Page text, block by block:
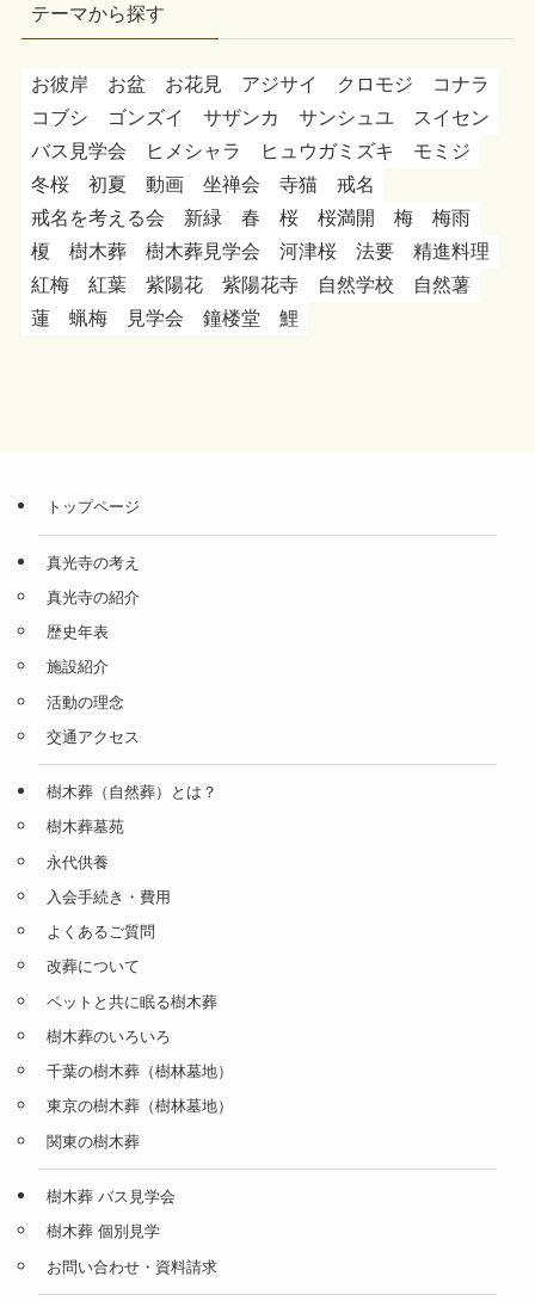
テーマから探す
お彼岸 お盆 お花見 アジサイ クロモジ
コナラ
コブシ
ゴンズイ サザンカ サンシュユ
スイセン
バス見学会
ヒメシャラ ヒュウガミズキ
モミジ
冬桜
初夏 動画 坐禅会 寺猫
戒名
戒名を考える会
新緑 春 桜 桜満開 梅
梅雨
榎
樹木葬 樹木葬見学会 河津桜 法要
精進料理
紅梅
紅葉 紫陽花 紫陽花寺 自然学校
自然薯
蓮
蝋梅 見学会 鐘楼堂 鯉
トップページ
真光寺の考え
真光寺の紹介
歴史年表
施設紹介
活動の理念
交通アクセス
樹木葬（自然葬）とは？
樹木葬墓苑
永代供養
入会手続き・費用
よくあるご質問
改葬について
ペットと共に眠る樹木葬
樹木葬のいろいろ
千葉の樹木葬（樹林墓地）
東京の樹木葬（樹林墓地）
関東の樹木葬
樹木葬 バス見学会
樹木葬 個別見学
お問い合わせ・資料請求